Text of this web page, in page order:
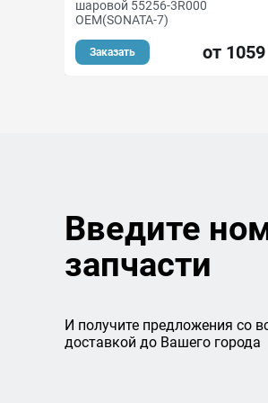
шаровой 55256-3R000
ОЕМ(SONATA-7)
Заказать от
Введите
запчасти
И получите предложения со
доставкой до Вашего города